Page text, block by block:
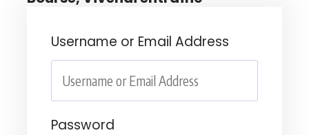
Username or Email Address
Password